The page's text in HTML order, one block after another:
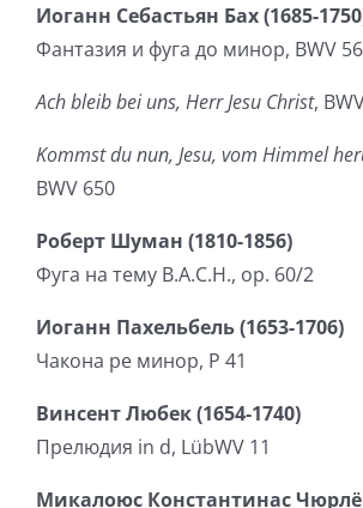
Иоганн Себастьян Бах (1685-
Фантазия и фуга до минор, BWV
Ach bleib bei uns, Herr Jesu Christ,
Kommst du nun, Jesu, vom Himmel
BWV 650
Роберт Шуман (1810-1856)
Фуга на тему B.A.C.H., op. 60/2
Иоганн Пахельбель (1653-1706)
Чакона ре минор, P 41
Винсент Любек (1654-1740)
Прелюдия in d, LübWV 11
Микалоюс Константинас